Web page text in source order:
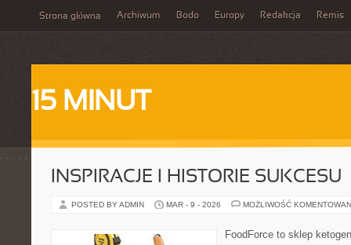
Strona główna Archiwum Bodo Europy Redakcja Remis
15 MINUT
INSPIRACJE I HISTORIE SUKCESU
POSTED BY ADMIN MAR - 9 - 2026 MOŻLIWOŚĆ
FoodForce to sklep